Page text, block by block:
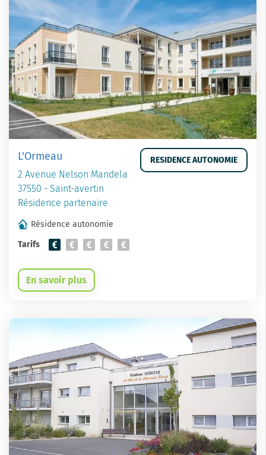
L'Ormeau
2 Avenue Nelson Mandela
37550 - Saint-avertin
Résidence partenaire
RESIDENCE AUTONOMIE
Résidence autonomie
Tarifs
En savoir plus